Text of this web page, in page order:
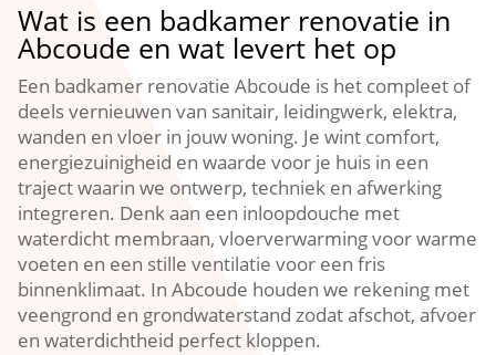
Wat is een badkamer renovatie in
Abcoude en wat levert het op
Een badkamer renovatie Abcoude is het compleet of
deels vernieuwen van sanitair, leidingwerk, elektra,
wanden en vloer in jouw woning.​ Je wint comfort,
energiezuinigheid en waarde voor je huis in een
traject waarin we ontwerp, techniek en afwerking
integreren.​ Denk aan een inloopdouche met
waterdicht membraan, vloerverwarming voor warme
voeten en een stille ventilatie voor een fris
binnenklimaat.​ In Abcoude houden we rekening met
veengrond en grondwaterstand zodat afschot, afvoer
en waterdichtheid perfect kloppen.​